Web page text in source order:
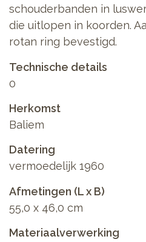
schouderbanden in
die uitlopen in koorden.
rotan ring bevestigd.
Technische details
0
Herkomst
Baliem
Datering
vermoedelijk 1960
Afmetingen (L x B)
55,0 x 46,0 cm
Materiaalverwerking